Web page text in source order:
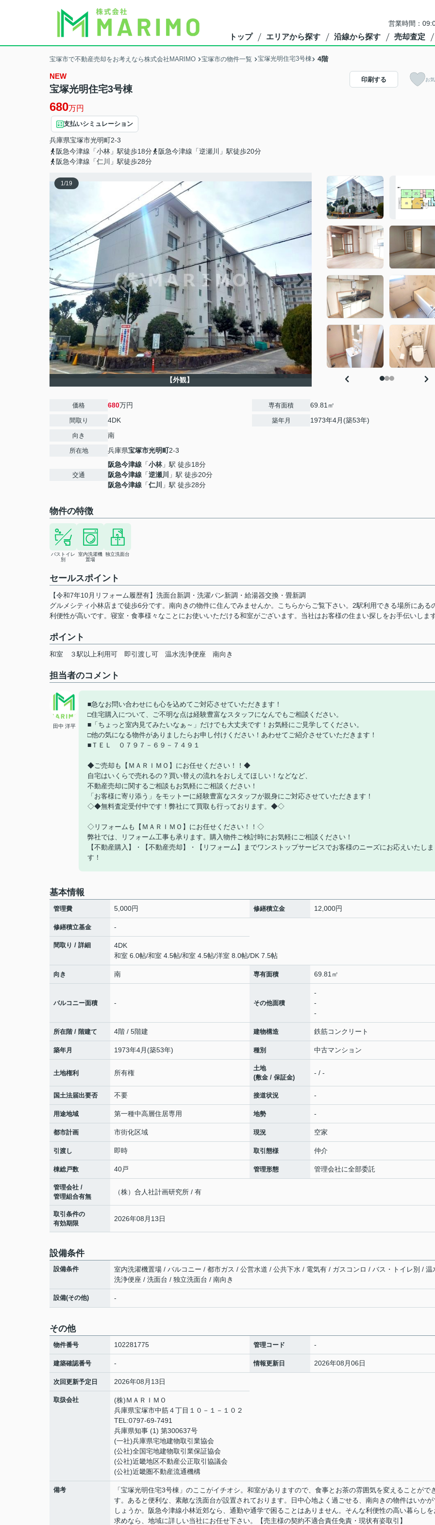
営業時間：
トップ エリアから探す 沿線から探す 売却査定
宝塚市で不動産売却をお考えなら株式会社MARIMO 宝塚市の物件一覧 宝塚光明住宅3号棟 4階
NEW
宝塚光明住宅3号棟
680万円
支払いシミュレーション
兵庫県宝塚市光明町2-3
阪急今津線「小林」駅徒歩18分
阪急今津線「逆瀬川」駅徒歩20分
阪急今津線「仁川」駅徒歩28分
印刷する お
1/19
【外観】
価格 680万円
間取り 4DK
向き 南
所在地 兵庫県宝塚市光明町2-3
交通
阪急今津線 「小林」駅 徒歩18分
阪急今津線 「逆瀬川
」駅 徒歩20分
阪急今津線 「仁川 」駅 徒歩28分
専有面積 69.81㎡
築年月 1973年4月(築53年)
物件の特徴
バストイレ
別
室内洗濯機
置場
独立洗面台
セールスポイント
【令和7年10月リフォーム履歴有】洗面台新調・洗濯パン新調・給湯器交換・畳新調
グルメシティ小林店まで徒歩6分です。南向きの物件に住んでみませんか。こちらからご覧下さい。2駅利用できる場所にある
利便性が高いです。寝室・食事様々なことにお使いいただける和室がございます。当社はお客様の住まい探しをお手伝いしま
ポイント
和室 ３駅以上利用可 即引渡し可 温水洗浄便座 南向き
担当者のコメント
田中 洋平
■急なお問い合わせにも心を込めてご対応させていただきます！
□住宅購入について、ご不明な点は経験豊富なスタッフになんでもご相談ください。
■「ちょっと室内見てみたいなぁ～」だけでも大丈夫です！お気軽にご見学してください。
□他の気になる物件がありましたらお申し付けください！あわせてご紹介させていただきます！
■ＴＥＬ ０７９７－６９－７４９１
◆ご売却も【ＭＡＲＩＭＯ】にお任せください！！◆
自宅はいくらで売れるの？買い替えの流れをおしえてほしい！などなど、
不動産売却に関するご相談もお気軽にご相談ください！
「お客様に寄り添う」をモットーに経験豊富なスタッフが親身にご対応させていただきます！
◇◆無料査定受付中です！弊社にて買取も行っております。◆◇
◇リフォームも【ＭＡＲＩＭＯ】にお任せください！！◇
弊社では、リフォーム工事も承ります。購入物件ご検討時にお気軽にご相談ください！
【不動産購入】・【不動産売却】・【リフォーム】までワンストップサービスでお客様のニーズにお応えいたしま
す！
基本情報
管理費 5,000円 修繕積立金 12,000円
修繕積立基金 -
間取り / 詳細
4DK
和室 6.0帖/和室 4.5帖/和室 4.5帖/洋室 8.0帖/DK 7.5帖
向き 南 専有面積 69.81㎡
バルコニー面積 - その他面積
-
-
-
所在階 / 階建て 4階 / 5階建 建物構造 鉄筋コンクリート
築年月 1973年4月(築53年) 種別 中古マンション
土地権利 所有権
土地
(敷金 / 保証金)
- / -
国土法届出要否 不要 接道状況 -
用途地域 第一種中高層住居専用 地勢 -
都市計画 市街化区域 現況 空家
引渡し 即時 取引態様 仲介
棟総戸数 40戸 管理形態 管理会社に全部委託
管理会社 /
管理組合有無
（株）合人社計画研究所 / 有
取引条件の
有効期限
2026年08月13日
設備条件
設備条件
室内洗濯機置場 / バルコニー / 都市ガス / 公営水道 / 公共下水 / 電気有 / ガスコンロ / バス・トイレ別 / 温
洗浄便座 / 洗面台 / 独立洗面台 / 南向き
設備(その他) -
その他
物件番号 102281775 管理コード -
建築確認番号 - 情報更新日 2026年08月06日
次回更新予定日 2026年08月13日
取扱会社
(株)ＭＡＲＩＭＯ
兵庫県宝塚市中筋４丁目１０－１－１０２
TEL:0797-69-7491
兵庫県知事 (1) 第300637号
(一社)兵庫県宅地建物取引業協会
(公社)全国宅地建物取引業保証協会
(公社)近畿地区不動産公正取引協議会
(公社)近畿圏不動産流通機構
備考
「宝塚光明住宅3号棟」のここがイチオシ。和室がありますので、食事とお茶の雰囲気を変えることがで
す。あると便利な、素敵な洗面台が設置されております。日中心地よく過ごせる、南向きの物件はいかが
しょうか。阪急今津線小林近郊なら、通勤や通学で困ることはありません。そんな利便性の高い暮らしを
求めなら、地域に詳しい当社にお任せ下さい。【売主様の契約不適合責任免責・現状有姿取引】